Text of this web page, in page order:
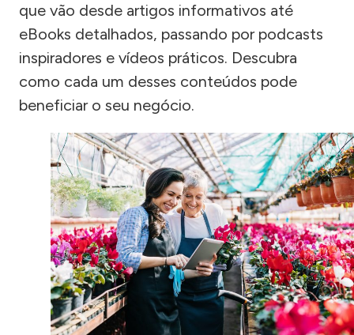
que vão desde artigos informativos até
eBooks detalhados, passando por podcasts
inspiradores e vídeos práticos. Descubra
como cada um desses conteúdos pode
beneficiar o seu negócio.